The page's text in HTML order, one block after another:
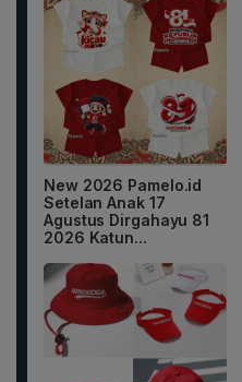
New 2026 Pamelo.id
Setelan Anak 17
Agustus Dirgahayu 81
2026 Katun...